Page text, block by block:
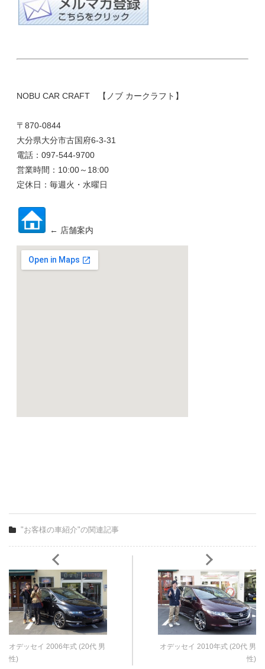
NOBU CAR CRAFT 【ノブ カークラフト】
〒870-0844
大分県大分市古国府6-3-31
電話：097-544-9700
営業時間：10:00～18:00
定休日：毎週火・水曜日
← 店舗案内
"お客様の車紹介"の関連記事
オデッセイ 2006年式 (20代 男
性)
オデッセイ 2010年式 (20代 男
性)